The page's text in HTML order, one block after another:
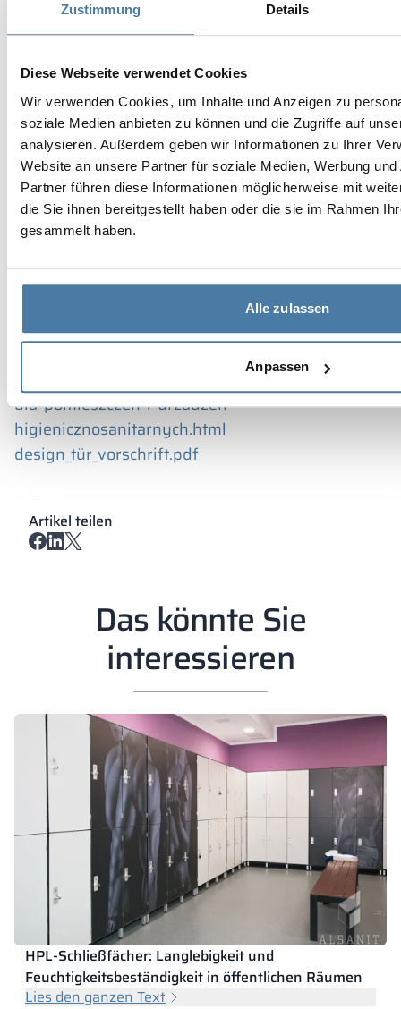
Zustimmung Details
Diese Webseite verwendet Cookies
Wir verwenden Cookies, um Inhalte und Anzeigen zu
soziale Medien anbieten zu können und die Zugriffe auf
analysieren. Außerdem geben wir Informationen zu Ihrer
Website an unsere Partner für soziale Medien, Werbung
Partner führen diese Informationen möglicherweise mit
die Sie ihnen bereitgestellt haben oder die sie im Rahmen
gesammelt haben.
Alle zulassen
Anpassen
Einkaufszentren hingegen können
gesamten Einrichtung harmonieren. Die Kabinen
sollten in Bezug auf die Funktionalität an
verschiedene Zielgruppen angepasst werden.
Dies bestimmt u.a. die Größe der Kabinen und die
Breite der Türen. Alsanit entwirft ergonomische,
sichere und robuste Kabinen mit interessanten
Designs nach spezifischen Systemen. Wir passen
entwerfen gemeinsam mit ihm ein
Toilettentürdesign, das sich in das Layout des
Raums einfügt.
https://przepisy.gofin.pl/
dla-pomieszczen-i-urzadzen-
higienicznosanitarnych.html
design_tür_vorschrift.pdf
Artikel teilen
Das könnte Sie
interessieren
HPL-Schließfächer: Langlebigkeit und
Feuchtigkeitsbeständigkeit in öffentlichen Räumen
Lies den ganzen Text